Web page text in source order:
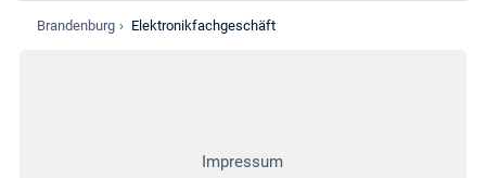
Verantwortung
Brandenburg › Elektronikfachgeschäft
Impressum